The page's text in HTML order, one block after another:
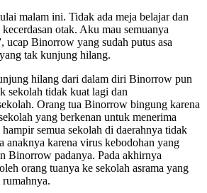
malam ini. Tidak ada meja belajar dan
otak. Aku mau semuanya
ucap Binorrow yang sudah putus asa
tak kunjung hilang.
hilang dari dalam diri Binorrow pun
sekolah tidak kuat lagi dan
Orang tua Binorrow bingung karena
yang berkenan untuk menerima
semua sekolah di daerahnya tidak
anaknya karena virus kebodohan yang
Binorrow padanya. Pada akhirnya
orang tuanya ke sekolah asrama yang